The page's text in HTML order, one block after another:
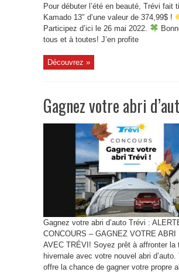
Pour débuter l’été en beauté, Trévi fait
Kamado 13″ d’une valeur de 374,99$ !
Participez d’ici le 26 mai 2022.
tous et à toutes! J’en profite
Découvrez »
Gagnez votre abri
Gagnez votre abri d’auto Trévi :
CONCOURS – GAGNEZ VOTRE ABRI
AVEC TRÉVI! Soyez prêt à affronter la
hivernale avec votre nouvel abri
offre la chance de gagner votre propre